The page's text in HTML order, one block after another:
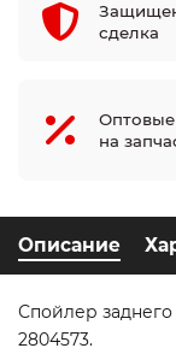
сделка
на
Описание
Спойлер заднего
2804573.